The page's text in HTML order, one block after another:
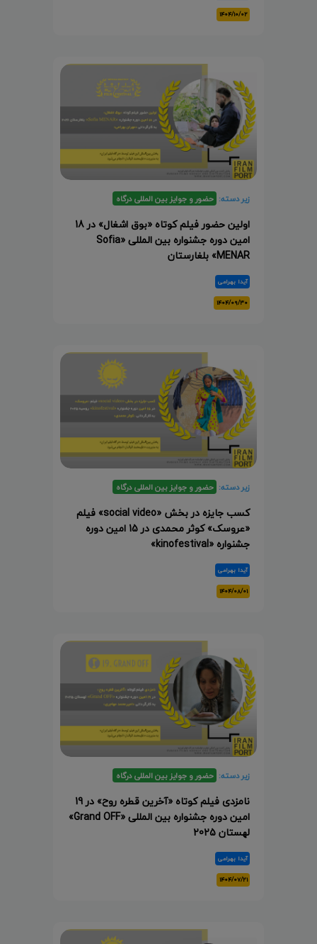
۱۴۰۴/۱۰/۰۲
زیر دسته: حضور و جوایز بین المللی درگاه
اولین حضور فیلم کوتاه «بوق اشغال» در 18
امین دوره جشنواره بین المللی «Sofia
MENAR» بلغارستان
آیدا بهرامی
۱۴۰۴/۰۹/۳۰
زیر دسته: حضور و جوایز بین المللی درگاه
کسب جایزه در بخش «social video» فیلم
«عروسک» کوثر محمدی در 15 امین دوره
جشنواره «kinofestival»
آیدا بهرامی
۱۴۰۴/۰۸/۰۱
زیر دسته: حضور و جوایز بین المللی درگاه
نامزدی فیلم کوتاه «آخرین قطره روح» در 19
امین دوره جشنواره بین المللی «Grand OFF»
لهستان 2025
آیدا بهرامی
۱۴۰۴/۰۷/۲۱